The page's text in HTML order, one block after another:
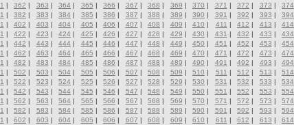
| 362 | 363 | 364 | 365 | 366 | 367 | 368 | 369 | 370 | 371 | 372 | 373 | 374
| 382 | 383 | 384 | 385 | 386 | 387 | 388 | 389 | 390 | 391 | 392 | 393 | 394
| 402 | 403 | 404 | 405 | 406 | 407 | 408 | 409 | 410 | 411 | 412 | 413 | 414
| 422 | 423 | 424 | 425 | 426 | 427 | 428 | 429 | 430 | 431 | 432 | 433 | 434
| 442 | 443 | 444 | 445 | 446 | 447 | 448 | 449 | 450 | 451 | 452 | 453 | 454
| 462 | 463 | 464 | 465 | 466 | 467 | 468 | 469 | 470 | 471 | 472 | 473 | 474
| 482 | 483 | 484 | 485 | 486 | 487 | 488 | 489 | 490 | 491 | 492 | 493 | 494
| 502 | 503 | 504 | 505 | 506 | 507 | 508 | 509 | 510 | 511 | 512 | 513 | 514
| 522 | 523 | 524 | 525 | 526 | 527 | 528 | 529 | 530 | 531 | 532 | 533 | 534
| 542 | 543 | 544 | 545 | 546 | 547 | 548 | 549 | 550 | 551 | 552 | 553 | 554
| 562 | 563 | 564 | 565 | 566 | 567 | 568 | 569 | 570 | 571 | 572 | 573 | 574
| 582 | 583 | 584 | 585 | 586 | 587 | 588 | 589 | 590 | 591 | 592 | 593 | 594
| 602 | 603 | 604 | 605 | 606 | 607 | 608 | 609 | 610 | 611 | 612 | 613 | 614